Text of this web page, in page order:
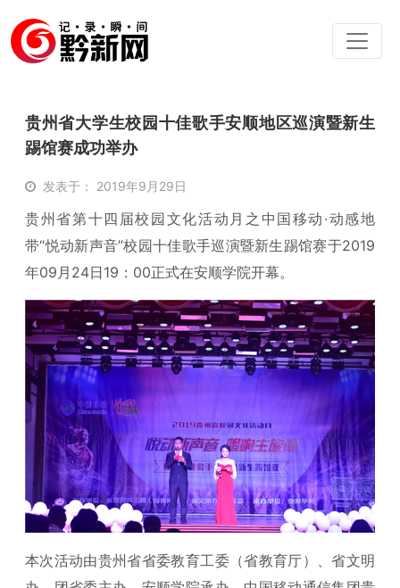
贵州省大学生校园十佳歌手安顺地区巡演暨新生
踢馆赛成功举办
发表于： 2019年9月29日
贵州省第十四届校园文化活动月之中国移动·动感地
带“悦动新声音”校园十佳歌手巡演暨新生踢馆赛于2019
年09月24日19：00正式在安顺学院开幕。
本次活动由贵州省省委教育工委（省教育厅）、省文明